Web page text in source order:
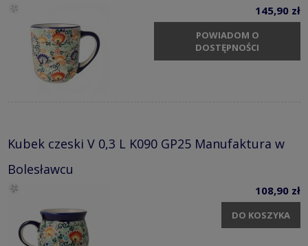
145,90 zł
POWIADOM O
DOSTĘPNOŚCI
Kubek czeski V 0,3 L K090 GP25 Manufaktura w
Bolesławcu
108,90 zł
DO KOSZYKA